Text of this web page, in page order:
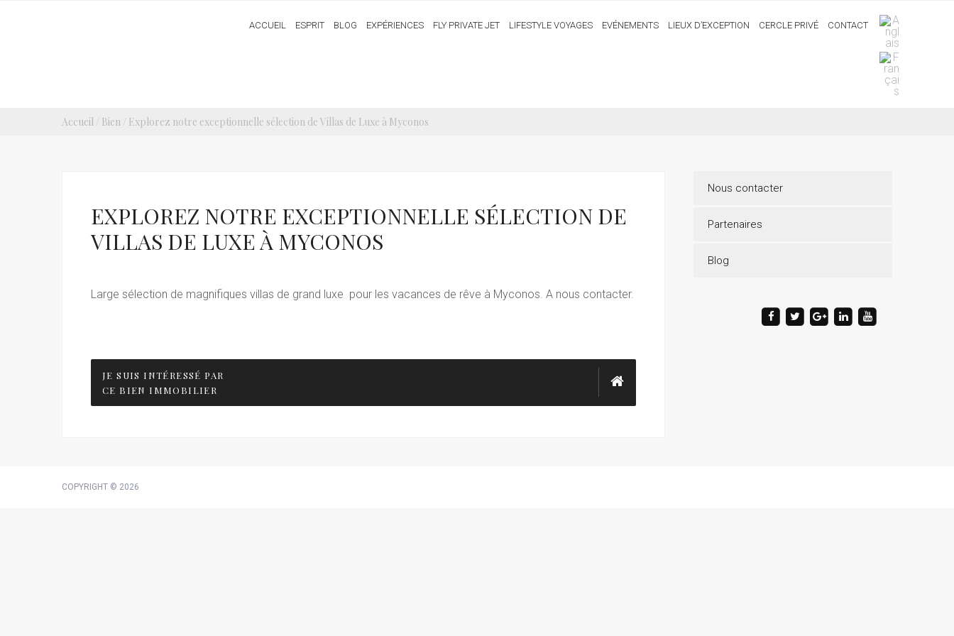
ACCUEIL ESPRIT BLOG EXPÉRIENCES FLY PRIVATE JET LIFESTYLE VOYAGES EVÉNEMENTS LIEUX D’EXCEPTION CERCLE PRIVÉ CONTACT
Accueil / Bien / Explorez notre exceptionnelle sélection de Villas de Luxe à Myconos
EXPLOREZ NOTRE EXCEPTIONNELLE SÉLECTION DE
VILLAS DE LUXE À MYCONOS
Large sélection de magnifiques villas de grand luxe pour les vacances de rêve à Myconos. A nous contacter.
JE SUIS INTÉRESSÉ PAR
CE BIEN IMMOBILIER
Nous contacter
Partenaires
Blog
COPYRIGHT © 2026